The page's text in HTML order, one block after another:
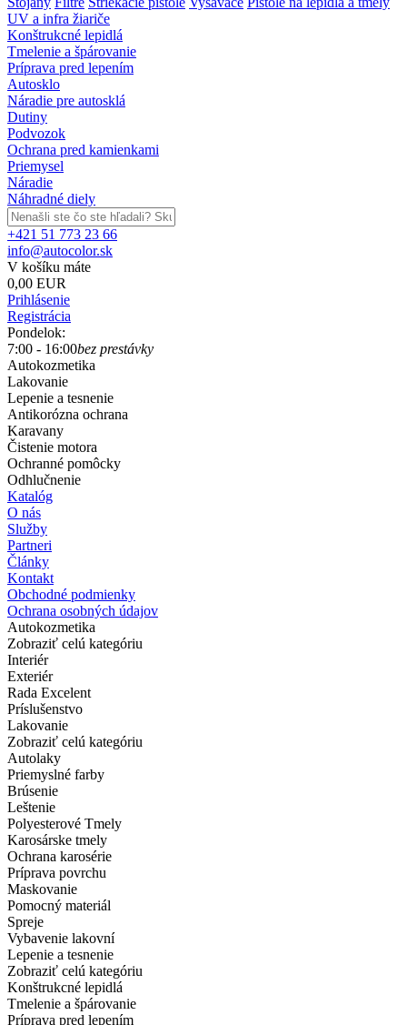
UV a infra žiariče
Konštrukcné lepidlá
Tmelenie a špárovanie
Príprava pred lepením
Autosklo
Náradie pre autosklá
Dutiny
Podvozok
Ochrana pred kamienkami
Priemysel
Náradie
Náhradné diely
+421 51 773 23 66
info@autocolor.sk
V košíku máte
0,00 EUR
Prihlásenie
Registrácia
Pondelok:
7:00 - 16:00bez prestávky
Autokozmetika
Lakovanie
Lepenie a tesnenie
Antikorózna ochrana
Karavany
Čistenie motora
Ochranné pomôcky
Odhlučnenie
Katalóg
O nás
Služby
Partneri
Články
Kontakt
Obchodné podmienky
Ochrana osobných údajov
Autokozmetika
Zobraziť celú kategóriu
Interiér
Exteriér
Rada Excelent
Príslušenstvo
Lakovanie
Zobraziť celú kategóriu
Autolaky
Priemyslné farby
Brúsenie
Leštenie
Polyesterové Tmely
Karosárske tmely
Ochrana karosérie
Príprava povrchu
Maskovanie
Pomocný materiál
Spreje
Vybavenie lakovní
Lepenie a tesnenie
Zobraziť celú kategóriu
Konštrukcné lepidlá
Tmelenie a špárovanie
Príprava pred lepením